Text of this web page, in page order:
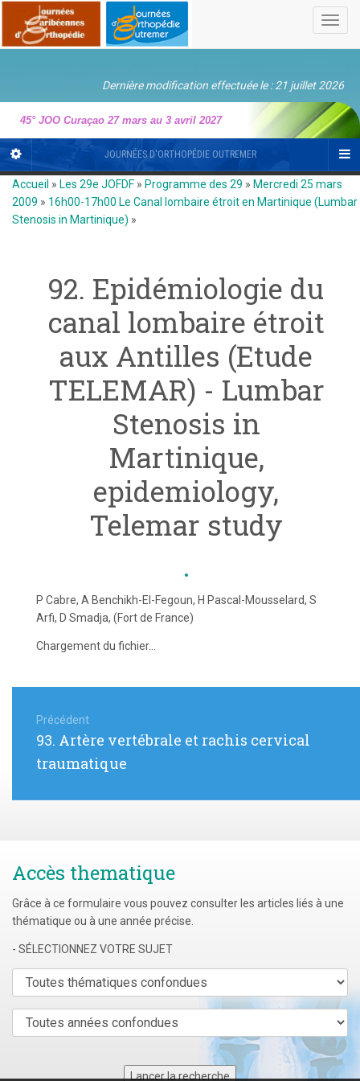
Dernière modification effectuée le : 21 juillet 2026
45° JOO Curaçao 27 mars au 3 avril 2027
JOURNÉES D'ORTHOPÉDIE OUTREMER
Accueil » Les 29e JOFDF » Programme des 29 » Mercredi 25 mars
2009 » 16h00-17h00 Le Canal lombaire étroit en Martinique (Lumbar
Stenosis in Martinique) »
92. Epidémiologie du
canal lombaire étroit
aux Antilles (Etude
TELEMAR) - Lumbar
Stenosis in
Martinique,
epidemiology,
Telemar study
P Cabre, A Benchikh-El-Fegoun, H Pascal-Mousselard, S
Arfi, D Smadja, (Fort de France)
Chargement du fichier...
de
l’article
Précédent
Article
93. Artère vertébrale et rachis cervical
traumatique
Accès thematique
Grâce à ce formulaire vous pouvez consulter les articles liés à une
thématique ou à une année précise.
- SÉLECTIONNEZ VOTRE SUJET